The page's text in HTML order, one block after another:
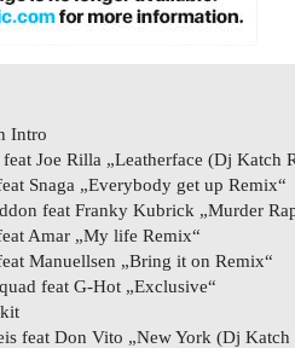
Intro
Joe Rilla „Leatherface (Dj Katch
Snaga „Everybody get up Remix“
feat Franky Kubrick „Murder
Amar „My life Remix“
Manuellsen „Bring it on Remix“
feat G-Hot „Exclusive“
feat Don Vito „New York (Dj Katch